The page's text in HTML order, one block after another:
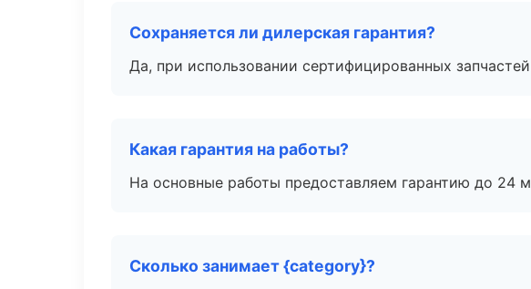
Сохраняется ли дилерская гарантия?
Да, при использовании сертифицированных
Какая гарантия на работы?
На основные работы предоставляем гарантию до 24
Сколько занимает {category}?